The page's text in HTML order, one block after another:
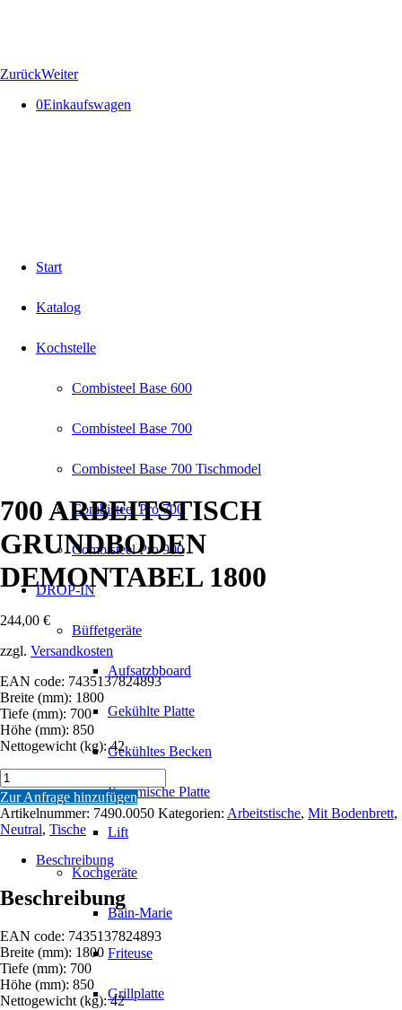
ZurückWeiter
0Einkaufswagen
Start
Katalog
Kochstelle
Combisteel Base 600
Combisteel Base 700
Combisteel Base 700 Tischmodel
Combisteel Pro 700
Combisteel Pro 900
DROP-IN
Büffetgeräte
Aufsatzbboard
Gekühlte Platte
Gekühltes Becken
Keramische Platte
Lift
Kochgeräte
Bain-Marie
Friteuse
Grillplatte
700 ARBEITSTISCH
GRUNDBODEN
DEMONTABEL 1800
244,00 €
zzgl. Versandkosten
EAN code: 7435137824893
Breite (mm): 1800
Tiefe (mm): 700
Höhe (mm): 850
Nettogewicht (kg): 42
700
ARBEITSTISCH
GRUNDBODEN
DEMONTABEL
1800
Menge
Zur Anfrage hinzufügen
Artikelnummer: 7490.0050 Kategorien: Arbeitstische, Mit Bodenbrett,
Neutral, Tische
Beschreibung
Beschreibung
EAN code: 7435137824893
Breite (mm): 1800
Tiefe (mm): 700
Höhe (mm): 850
Nettogewicht (kg): 42